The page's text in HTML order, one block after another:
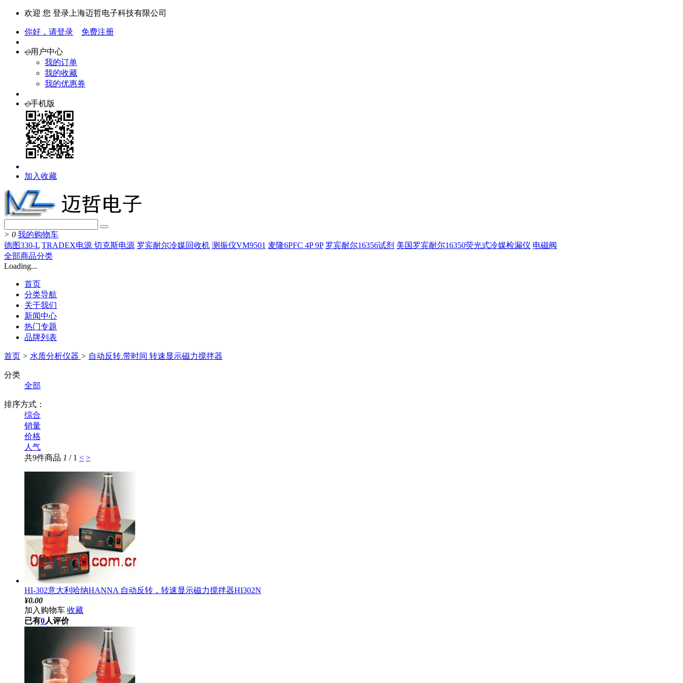
欢迎 您 登录上海迈哲电子科技有限公司
你好，请登录 免费注册
◇用户中心
我的订单
我的收藏
我的优惠券
◇手机版
加入收藏
> 0 我的购物车
德图330-L TRADEX电源 切克斯电源 罗宾耐尔冷媒回收机 测振仪VM9501 麦隆6PFC 4P 9P 罗宾耐尔16356试剂 美国罗宾耐尔16350荧光式冷媒检漏仪 电磁阀
全部商品分类
Loading...
首页
分类导航
关于我们
新闻中心
热门专题
品牌列表
首页 > 水质分析仪器 > 自动反转.带时间 转速显示磁力搅拌器
分类
全部
排序方式：
综合
销量
价格
人气
共9件商品 1 / 1 < >
HI-302意大利哈纳HANNA 自动反转，转速显示磁力搅拌器HI302N
¥0.00
加入购物车 收藏
已有0人评价